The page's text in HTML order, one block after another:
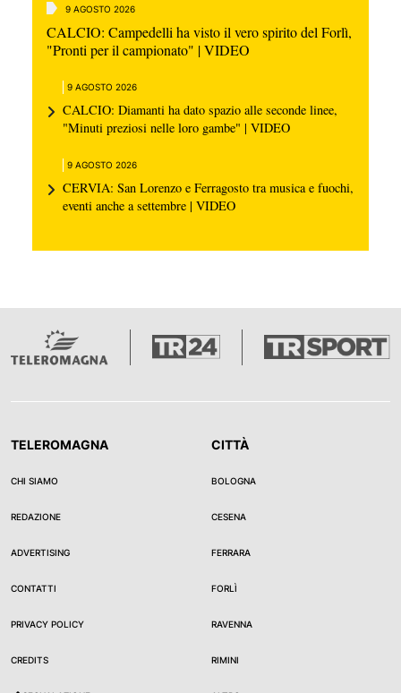
9 AGOSTO 2026
CALCIO: Campedelli ha visto il vero spirito del Forlì,
"Pronti per il campionato" | VIDEO
9 AGOSTO 2026
CALCIO: Diamanti ha dato spazio alle seconde linee,
"Minuti preziosi nelle loro gambe" | VIDEO
9 AGOSTO 2026
CERVIA: San Lorenzo e Ferragosto tra musica e fuochi,
eventi anche a settembre | VIDEO
TELEROMAGNA
CHI SIAMO
REDAZIONE
ADVERTISING
CONTATTI
PRIVACY POLICY
CREDITS
CITTÀ
BOLOGNA
CESENA
FERRARA
FORLÌ
RAVENNA
RIMINI